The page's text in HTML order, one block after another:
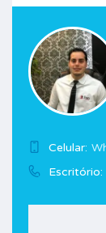
Celular:
Escritório: